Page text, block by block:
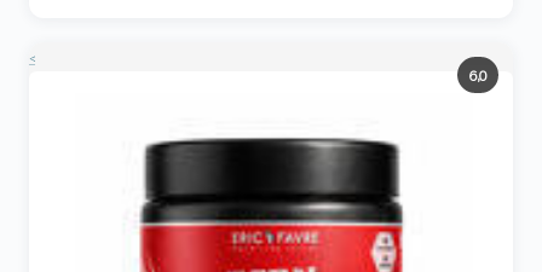
<
6,0